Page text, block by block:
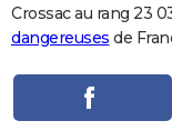
COPAINS D'AVANT
S'inscrire
Se connecter
Lycées
Collèges
Primaires
Universités
Entreprises
Service militaire
Avis de recherche
AVIS DE DÉCÈS
FORUM
Crossac au rang 23
dangereuses de